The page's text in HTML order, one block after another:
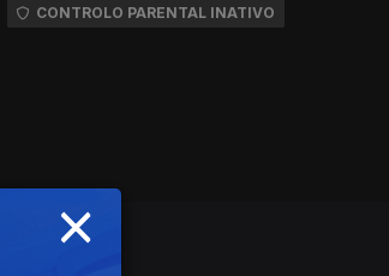
CONTROLO PARENTAL INATIVO
×